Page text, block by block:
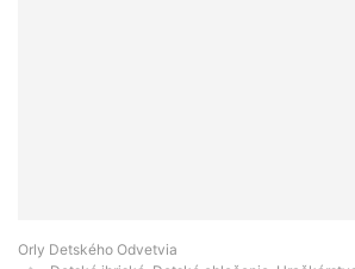
Orly Detského Odvetvia